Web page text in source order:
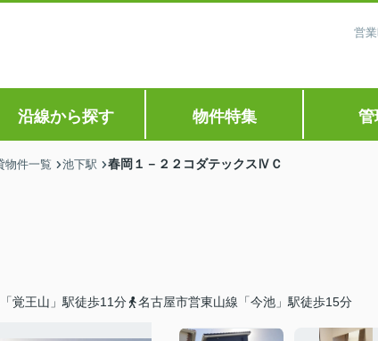
営
沿線から探す 物件特集 管
物件一覧 池下駅 春岡１－２２コダテックスⅣＣ
覚王山」駅徒歩11分 名古屋市営東山線「今池」駅徒歩15分